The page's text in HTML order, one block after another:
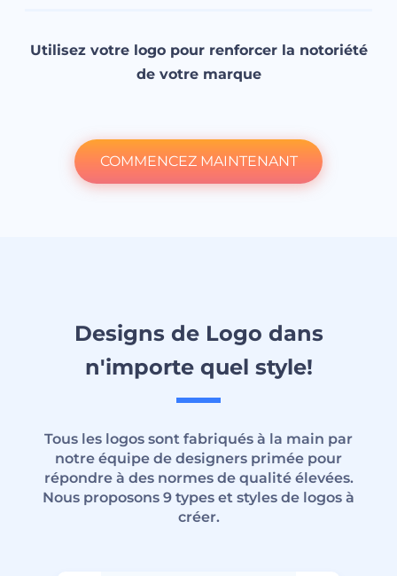
Utilisez votre logo pour renforcer la notoriété
de votre marque
COMMENCEZ MAINTENANT
Designs de Logo dans
n'importe quel style!
Tous les logos sont fabriqués à la main par
notre équipe de designers primée pour
répondre à des normes de qualité élevées.
Nous proposons 9 types et styles de logos à
créer.